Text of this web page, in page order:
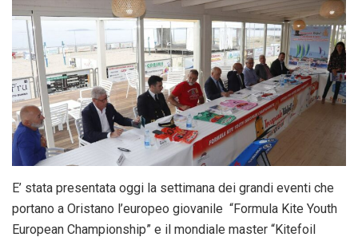
E’ stata presentata oggi la settimana dei grandi eventi che
portano a Oristano l’europeo giovanile “Formula Kite Youth
European Championship” e il mondiale master “Kitefoil